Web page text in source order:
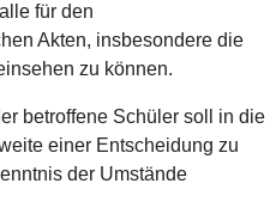
für den
Akten, insbesondere die
zu können.
betroffene Schüler soll in die
einer Entscheidung zu
der Umstände